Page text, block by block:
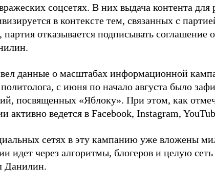
соцсетях. В них выдача контента для
в контексте тем, связанных с
отказывается подписывать соглашение
данные о масштабах информационной
с июня по начало августа было
посвященных «Яблоку». При этом, как
активно ведется в Facebook, Instagram,
сетях в эту кампанию уже вложены
идет через алгоритмы, блогеров и целую
Данилин.